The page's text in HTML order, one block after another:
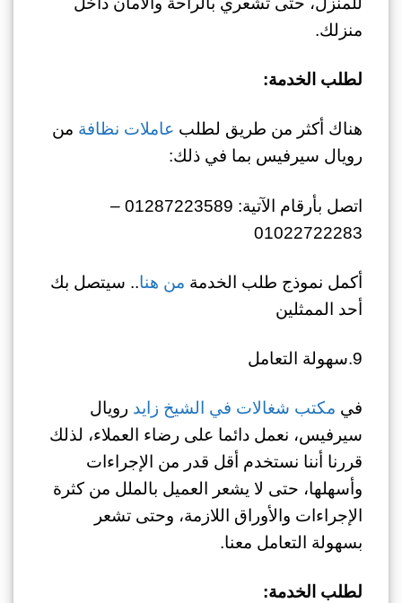
منزلك.
لطلب الخدمة:
هناك أكثر من طريق لطلب عاملات نظافة من
رويال سيرفيس بما في ذلك:
اتصل بأرقام الآتية: 01287223589 –
01022722283
أكمل نموذج طلب الخدمة من هنا.. سيتصل بك
أحد الممثلين
9.سهولة التعامل
في مكتب شغالات في الشيخ زايد رويال
سيرفيس، نعمل دائما على رضاء العملاء، لذلك
قررنا أننا نستخدم أقل قدر من الإجراءات
وأسهلها، حتى لا يشعر العميل بالملل من كثرة
الإجراءات والأوراق اللازمة، وحتى تشعر
بسهولة التعامل معنا.
لطلب الخدمة: